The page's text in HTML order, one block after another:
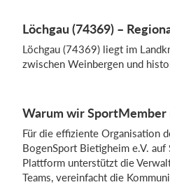
Löchgau (74369) –
Löchgau (74369) liegt im
zwischen Weinbergen und
Warum wir SportMember
Für die effiziente Organisation
BogenSport Bietigheim e.V.
Plattform unterstützt die
Teams, vereinfacht die